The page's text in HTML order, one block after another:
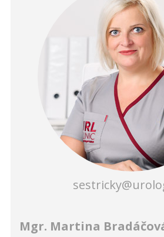
Mgr. Martina